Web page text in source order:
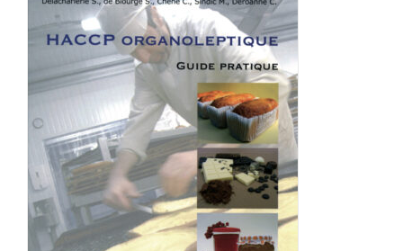
Achat en ligne
Panier WooCommerce